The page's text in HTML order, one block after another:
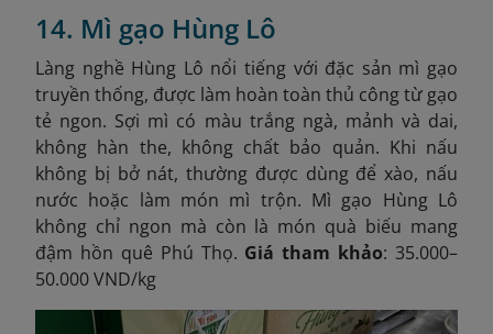
14. Mì gạo Hùng Lô
Làng nghề Hùng Lô nổi tiếng với đặc sản mì gạo
truyền thống, được làm hoàn toàn thủ công từ gạo
tẻ ngon. Sợi mì có màu trắng ngà, mảnh và dai,
không hàn the, không chất bảo quản. Khi nấu
không bị bở nát, thường được dùng để xào, nấu
nước hoặc làm món mì trộn. Mì gạo Hùng Lô
không chỉ ngon mà còn là món quà biếu mang
đậm hồn quê Phú Thọ. Giá tham khảo: 35.000–
50.000 VND/kg